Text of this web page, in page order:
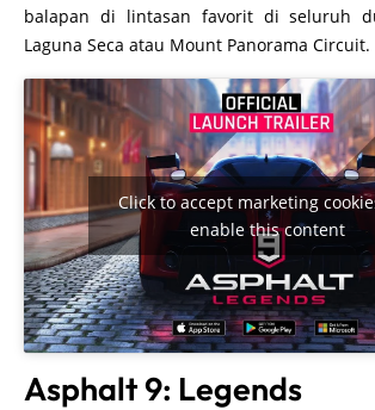
balapan di lintasan favorit di seluruh
Laguna Seca atau Mount Panorama Circuit.
Click to accept marketing
enable this content
Asphalt 9: Legends